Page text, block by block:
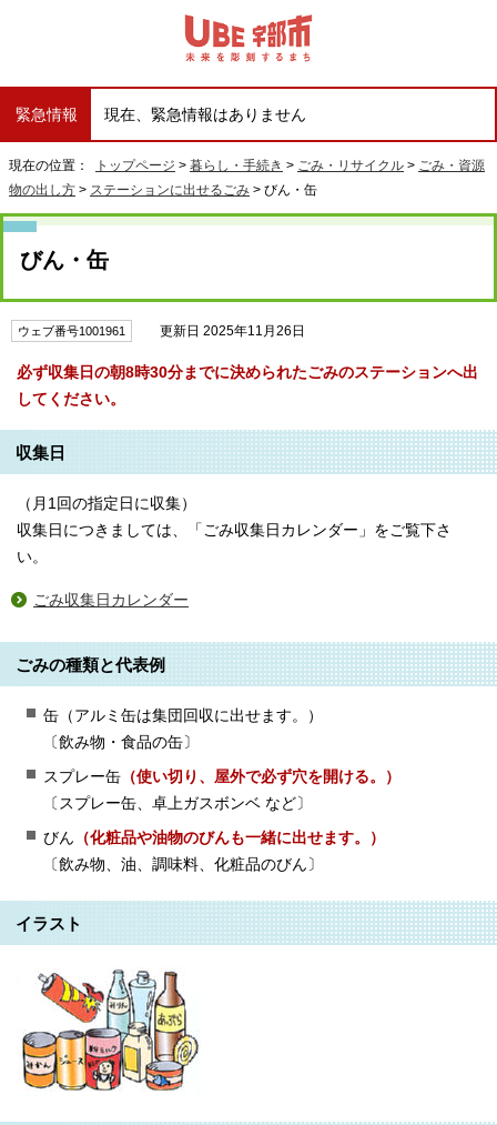
緊急情報 現在、緊急情報はありません
現在の位置： トップページ > 暮らし・手続き > ごみ・リサイクル > ごみ・資源
物の出し方 > ステーションに出せるごみ > びん・缶
びん・缶
ウェブ番号1001961 更新日 2025年11月26日
必ず収集日の朝8時30分までに決められたごみのステーションへ出
してください。
収集日
（月1回の指定日に収集）
収集日につきましては、「ごみ収集日カレンダー」をご覧下さ
い。
ごみ収集日カレンダー
ごみの種類と代表例
缶（アルミ缶は集団回収に出せます。）
〔飲み物・食品の缶〕
スプレー缶 （使い切り、屋外で必ず穴を開ける。）
〔スプレー缶、卓上ガスボンベ など〕
びん （化粧品や油物のびんも一緒に出せます。）
〔飲み物、油、調味料、化粧品のびん〕
イラスト